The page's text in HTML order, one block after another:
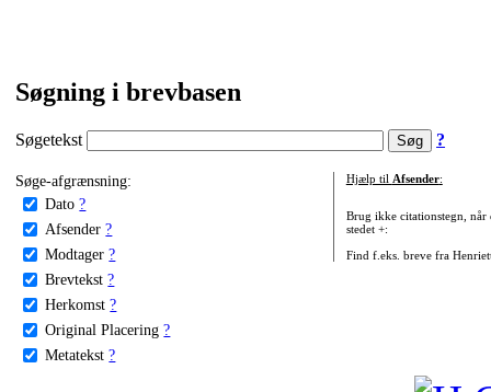
Søgning i brevbasen
Søgetekst ?
Søge-afgrænsning:
Dato ?
Afsender ?
Modtager ?
Brevtekst ?
Herkomst ?
Original Placering ?
Metatekst ?
Hjælp til Afsender:
Brug ikke citationstegn, når
stedet +:
Find f.eks. breve fra